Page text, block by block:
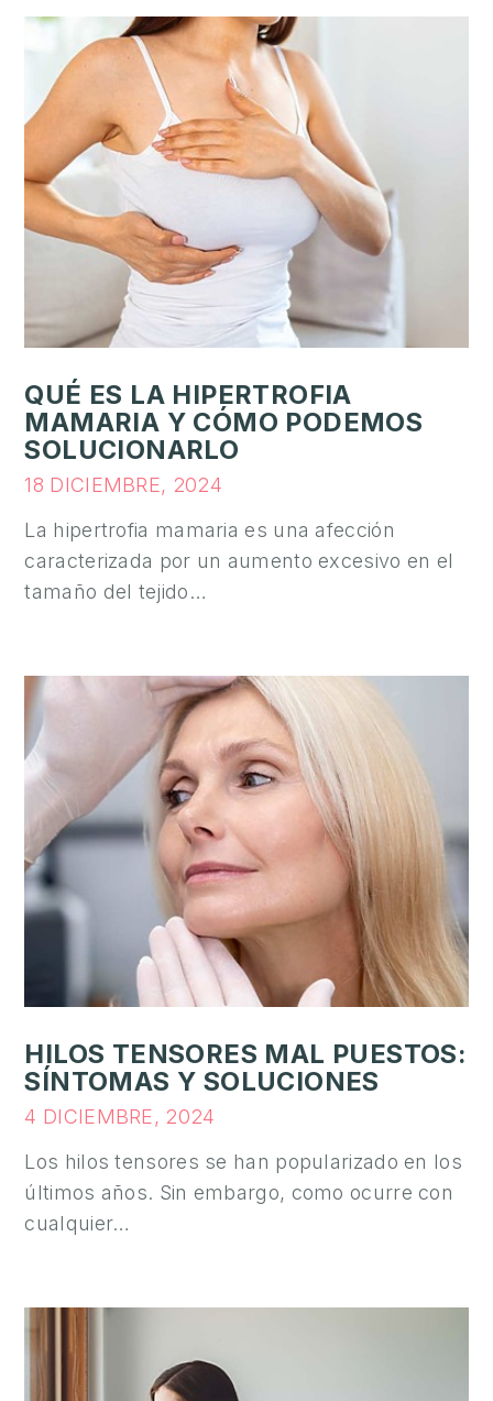
QUÉ ES LA HIPERTROFIA
MAMARIA Y CÓMO PODEMOS
SOLUCIONARLO
18 DICIEMBRE, 2024
La hipertrofia mamaria es una afección
caracterizada por un aumento excesivo en el
tamaño del tejido…
HILOS TENSORES MAL PUESTOS:
SÍNTOMAS Y SOLUCIONES
4 DICIEMBRE, 2024
Los hilos tensores se han popularizado en los
últimos años. Sin embargo, como ocurre con
cualquier…